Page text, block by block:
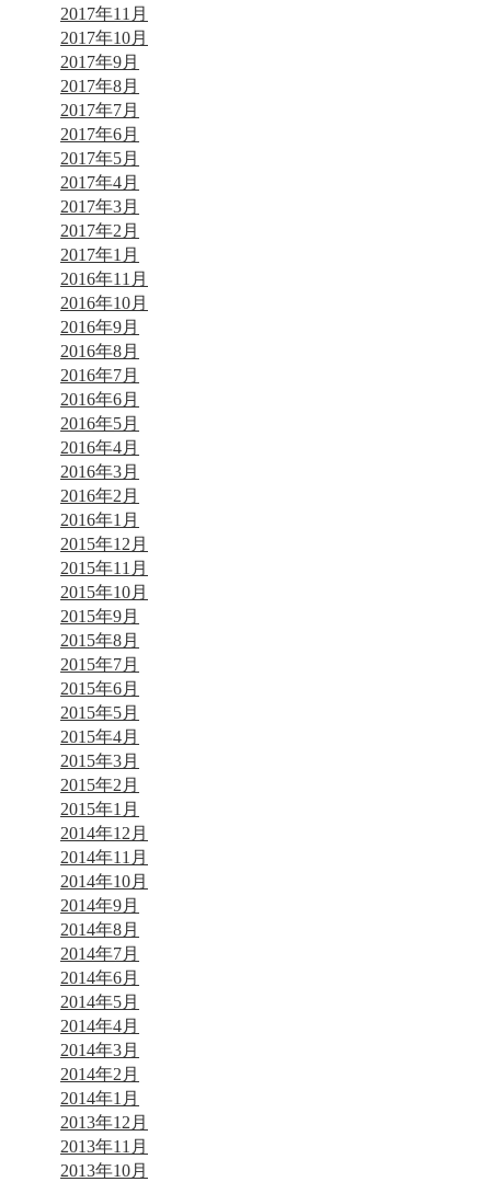
2017年11月
2017年10月
2017年9月
2017年8月
2017年7月
2017年6月
2017年5月
2017年4月
2017年3月
2017年2月
2017年1月
2016年11月
2016年10月
2016年9月
2016年8月
2016年7月
2016年6月
2016年5月
2016年4月
2016年3月
2016年2月
2016年1月
2015年12月
2015年11月
2015年10月
2015年9月
2015年8月
2015年7月
2015年6月
2015年5月
2015年4月
2015年3月
2015年2月
2015年1月
2014年12月
2014年11月
2014年10月
2014年9月
2014年8月
2014年7月
2014年6月
2014年5月
2014年4月
2014年3月
2014年2月
2014年1月
2013年12月
2013年11月
2013年10月